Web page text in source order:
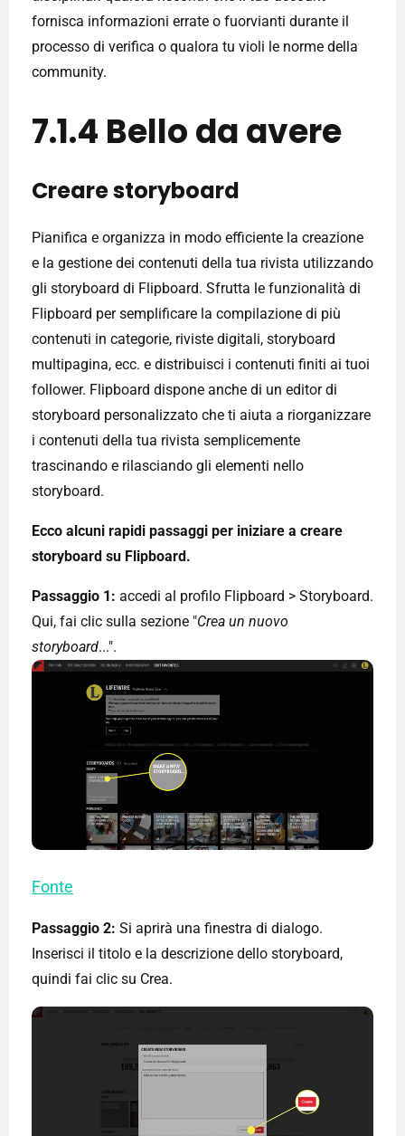
fornisca informazioni errate o fuorvianti durante il
processo di verifica o qualora tu violi le norme della
community.
7.1.4 Bello da avere
Creare storyboard
Pianifica e organizza in modo efficiente la creazione
e la gestione dei contenuti della tua rivista utilizzando
gli storyboard di Flipboard. Sfrutta le funzionalità di
Flipboard per semplificare la compilazione di più
contenuti in categorie, riviste digitali, storyboard
multipagina, ecc. e distribuisci i contenuti finiti ai tuoi
follower. Flipboard dispone anche di un editor di
storyboard personalizzato che ti aiuta a riorganizzare
i contenuti della tua rivista semplicemente
trascinando e rilasciando gli elementi nello
storyboard.
Ecco alcuni rapidi passaggi per iniziare a creare
storyboard su Flipboard.
Passaggio 1: accedi al profilo Flipboard > Storyboard.
Qui, fai clic sulla sezione "Crea un nuovo
storyboard...".
Fonte
Passaggio 2: Si aprirà una finestra di dialogo.
Inserisci il titolo e la descrizione dello storyboard,
quindi fai clic su Crea.